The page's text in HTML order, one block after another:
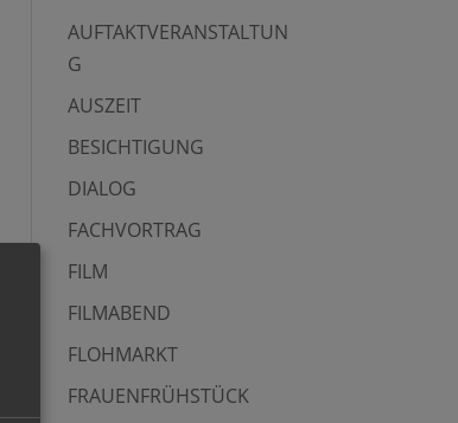
AUFTAKTVERANSTALTUN
G
AUSZEIT
BESICHTIGUNG
DIALOG
FACHVORTRAG
FILM
FILMABEND
FLOHMARKT
FRAUENFRÜHSTÜCK